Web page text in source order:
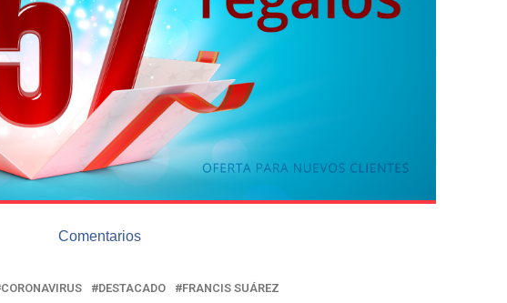
Comentarios
CORONAVIRUS DESTACADO FRANCIS SUÁREZ